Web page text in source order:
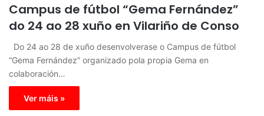
Campus de fútbol “Gema Fernández”
do 24 ao 28 xuño en Vilariño de Conso
Do 24 ao 28 de xuño desenvolverase o Campus de fútbol
“Gema Fernández” organizado pola propia Gema en
colaboración…
Ver máis »